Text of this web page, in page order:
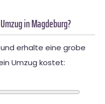
in Magdeburg?
erhalte eine grobe
Umzug kostet: